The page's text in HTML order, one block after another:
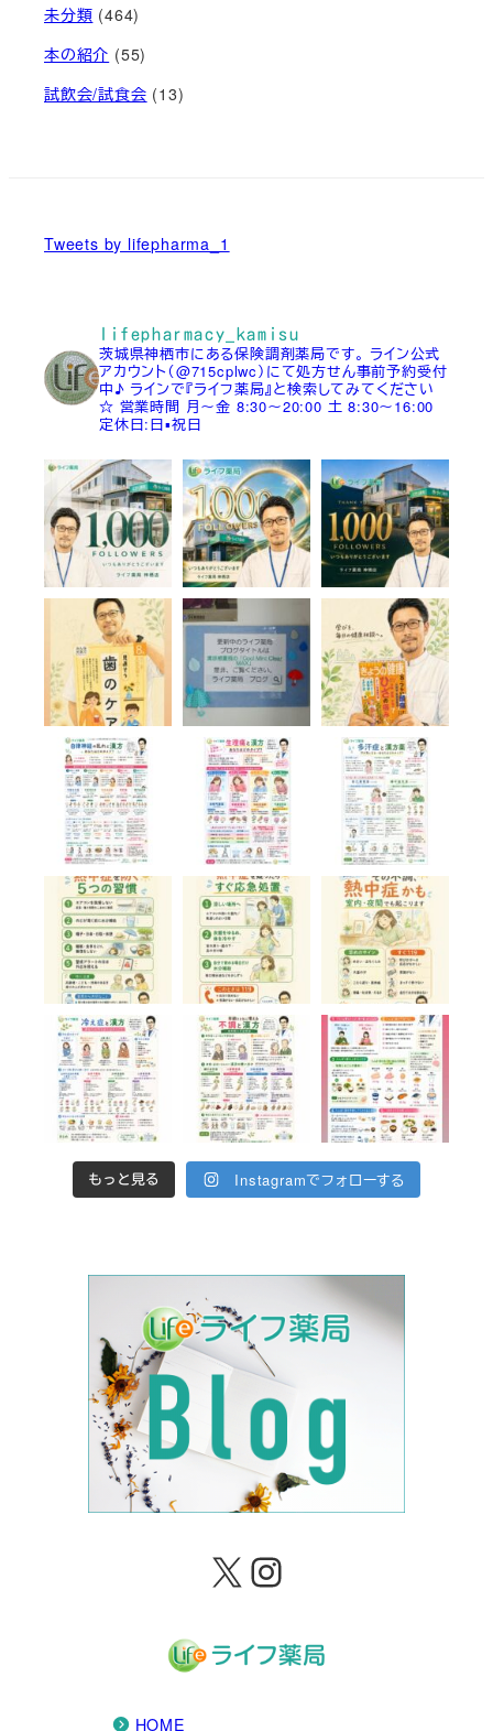
未分類 (464)
本の紹介 (55)
試飲会/試食会 (13)
Tweets by lifepharma_1
lifepharmacy_kamisu
茨城県神栖市にある保険調剤薬局です。 ライン公式
アカウント（@715cplwc）にて処方せん事前予約受付
中♪ ラインで『ライフ薬局』と検索してみてください
☆ 営業時間 月～金 8:30～20:00 土 8:30～16:00
定休日:日▪祝日
もっと見る Instagramでフォローする
X Instagram
HOME